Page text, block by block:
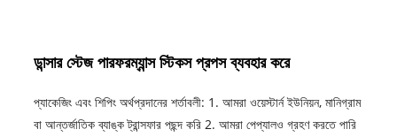
ডান্সার স্টেজ পারফরম্যান্স স্টিকস প্রপস ব্যবহার করে
প্যাকেজিং এবং শিপিং অর্থপ্রদানের শর্তাবলী: 1. আমরা ওয়েস্টার্ন ইউনিয়ন, মানিগ্রাম
বা আন্তর্জাতিক ব্যাঙ্ক ট্রান্সফার পছন্দ করি 2. আমরা পেপ্যালও গ্রহণ করতে পারি